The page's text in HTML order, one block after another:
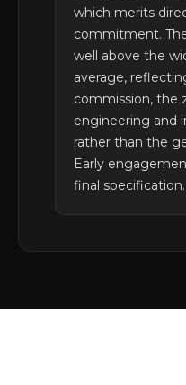
which merits
commitment.
well above the
average,
commission, the
engineering and
rather than the
Early
final specification.